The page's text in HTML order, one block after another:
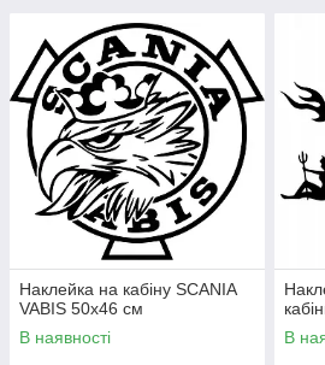
Наклейка на кабіну SCANIA
VABIS 50x46 см
В наявності
В